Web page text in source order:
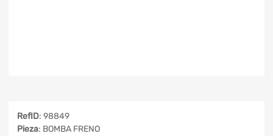
RefID: 98849
Pieza: BOMBA FRENO